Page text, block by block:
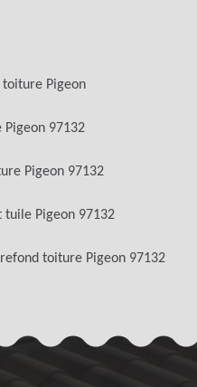
toiture Pigeon
Pigeon 97132
Pigeon 97132
Pigeon 97132
toiture Pigeon 97132